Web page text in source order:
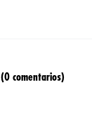
(0 comentarios)